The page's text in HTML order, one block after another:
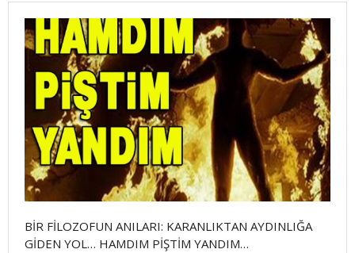
BİR FİLOZOFUN ANILARI: KARANLIKTAN AYDINLIĞA
GİDEN YOL… HAMDIM PİŞTİM YANDIM…